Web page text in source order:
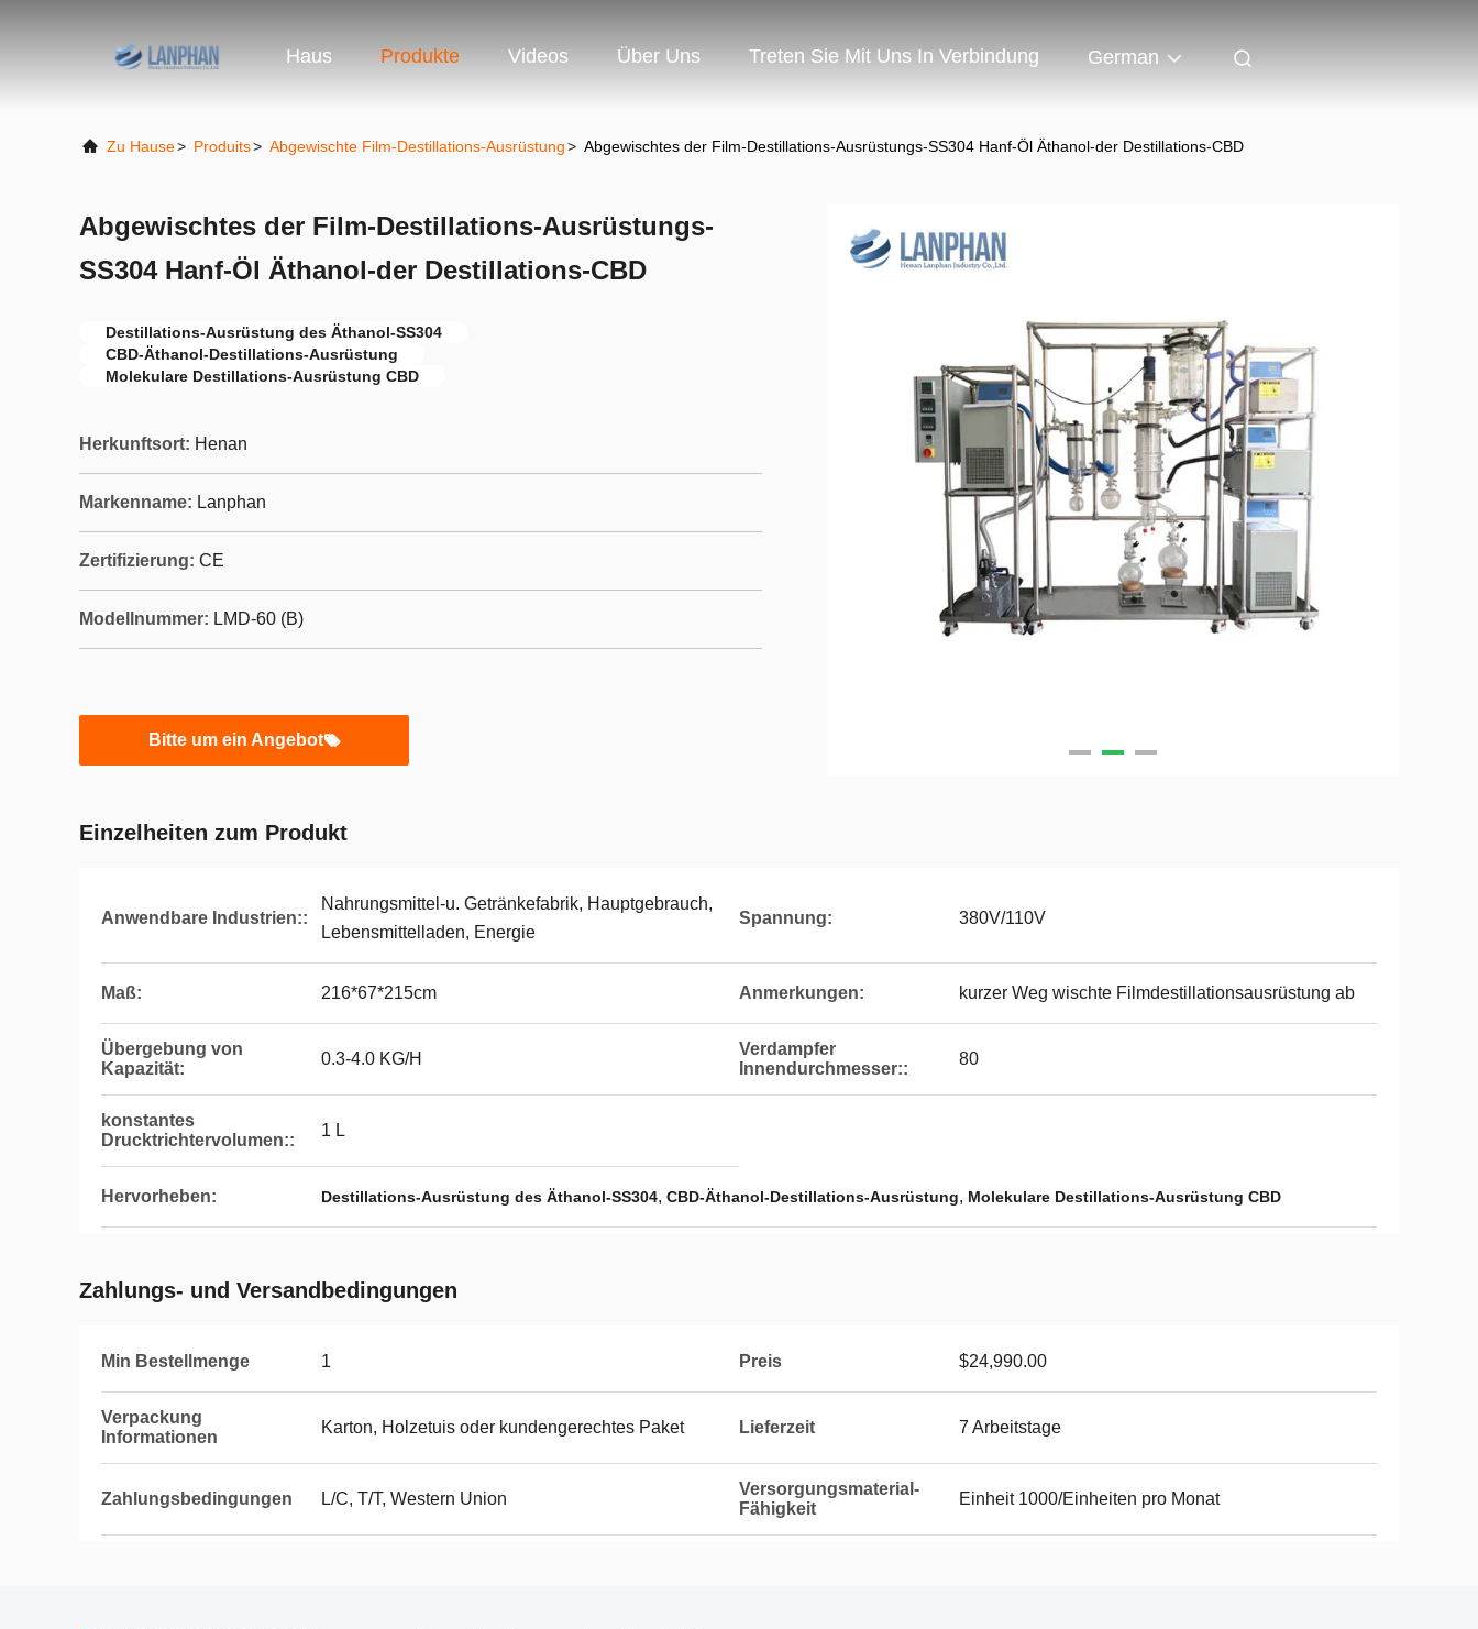
Haus Produkte Videos Über Uns Treten Sie Mit Uns In Verbindung German
Zu Hause> Produits> Abgewischte Film-Destillations-Ausrüstung> Abgewischtes der Film-Destillations-Ausrüstungs-SS304 Hanf-Öl Äthanol-der Destillations-CBD
Abgewischtes der Film-Destillations-Ausrüstungs-
SS304 Hanf-Öl Äthanol-der Destillations-CBD
Destillations-Ausrüstung des Äthanol-SS304
CBD-Äthanol-Destillations-Ausrüstung
Molekulare Destillations-Ausrüstung CBD
Herkunftsort: Henan
Markenname: Lanphan
Zertifizierung: CE
Modellnummer: LMD-60 (B)
Bitte um ein Angebot
Einzelheiten zum Produkt
Anwendbare Industrien::
Nahrungsmittel-u. Getränkefabrik, Hauptgebrauch,
Lebensmittelladen, Energie
Spannung: 380V/110V
Maß: 216*67*215cm Anmerkungen: kurzer Weg wischte Filmdestillationsausrüstung ab
Übergebung von
Kapazität:
0.3-4.0 KG/H
Verdampfer
Innendurchmesser::
80
konstantes
Drucktrichtervolumen::
1 L
Hervorheben: Destillations-Ausrüstung des Äthanol-SS304, CBD-Äthanol-Destillations-Ausrüstung, Molekulare Destillations-Ausrüstung CBD
Zahlungs- und Versandbedingungen
Min Bestellmenge 1 Preis $24,990.00
Verpackung
Informationen
Karton, Holzetuis oder kundengerechtes Paket Lieferzeit 7 Arbeitstage
Zahlungsbedingungen L/C, T/T, Western Union
Versorgungsmaterial-
Fähigkeit
Einheit 1000/Einheiten pro Monat